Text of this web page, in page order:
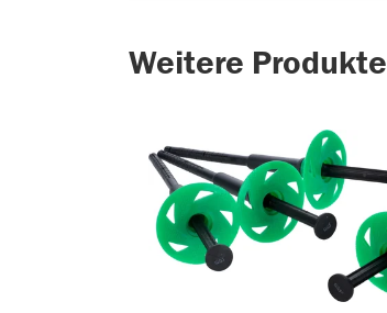
Weitere Produkte